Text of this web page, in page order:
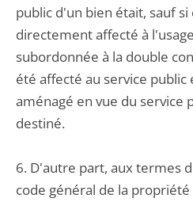
public d'un bien était, sauf
directement affecté à
subordonnée à la double
été affecté au service
aménagé en vue du service
destiné.
6. D'autre part, aux termes
code général de la